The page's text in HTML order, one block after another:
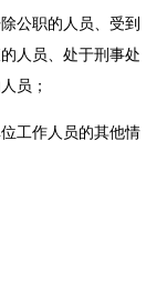
公职的人员、受到
人员、处于刑事处
员；
工作人员的其他情